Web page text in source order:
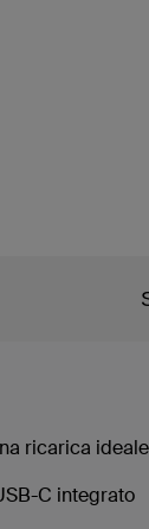
ricarica
C integrato